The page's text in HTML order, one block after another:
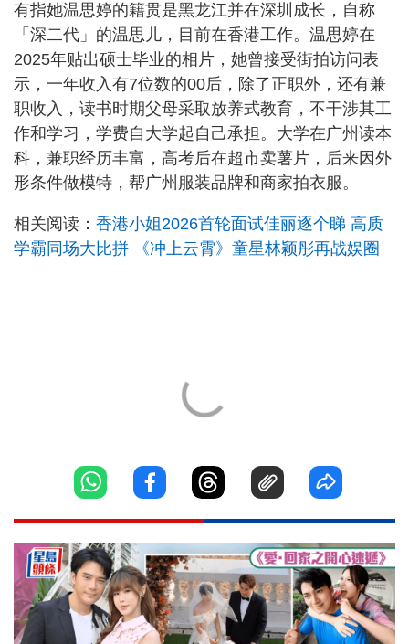
有指她温思婷的籍贯是黑龙江并在深圳成长，自称
「深二代」的温思儿，目前在香港工作。温思婷在
2025年贴出硕士毕业的相片，她曾接受街拍访问表
示，一年收入有7位数的00后，除了正职外，还有兼
职收入，读书时期父母采取放养式教育，不干涉其工
作和学习，学费自大学起自己承担。大学在广州读本
科，兼职经历丰富，高考后在超市卖薯片，后来因外
形条件做模特，帮广州服装品牌和商家拍衣服。
相关阅读： 香港小姐2026首轮面试佳丽逐个睇 高质
学霸同场大比拼 《冲上云霄》童星林颖彤再战娱圈